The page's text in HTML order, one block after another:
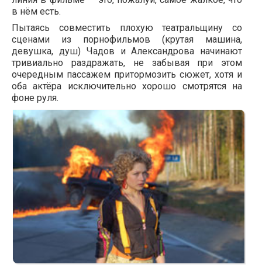
в нём есть.
Пытаясь совместить плохую театральщину со
сценами из порнофильмов (крутая машина,
девушка, душ) Чадов и Александрова начинают
тривиально раздражать, не забывая при этом
очередным пассажем притормозить сюжет, хотя и
оба актёра исключительно хорошо смотрятся на
фоне руля.